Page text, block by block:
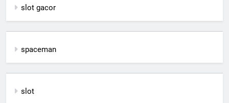
slot gacor
spaceman
slot